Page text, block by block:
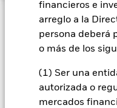
financieros e
arreglo a la
persona deberá
o más de los
(1) Ser una
autorizada o
mercados
INFORMACIÓN
de las inversiones y los
subir o bajar, y no están
El valor de los títulos de
relacionados con la renta
los movimientos diarios